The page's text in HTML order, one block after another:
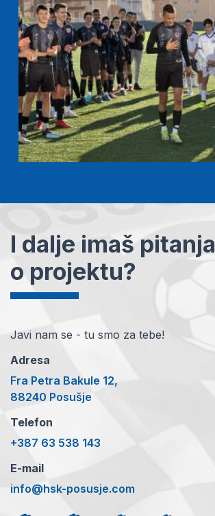
I dalje imaš pitanja
o projektu?
Javi nam se - tu smo za tebe!
Adresa
Fra Petra Bakule 12,
88240 Posušje
Telefon
+387 63 538 143
E-mail
info@hsk-posusje.com